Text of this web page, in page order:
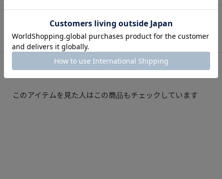
このアイテムを見た人はこの商品もチェックしています